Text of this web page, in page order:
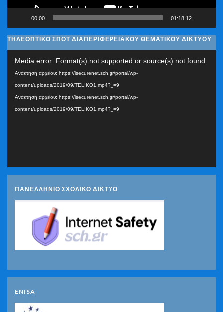
00:00 01:18:12
ΤΗΛΕΟΠΤΙΚΟ ΣΠΟΤ ΔΙΑΠΕΡΙΦΕΡΕΙΑΚΟΥ ΘΕΜΑΤΙΚΟΥ ΔΙΚΤΥΟΥ
Media error: Format(s) not supported or source(s) not found
Ανάκτηση αρχείου: https://isecurenet.sch.gr/portal/wp-
content/uploads/2019/09/TELIKO1.mp4?_=9
Ανάκτηση αρχείου: https://isecurenet.sch.gr/portal/wp-
content/uploads/2019/09/TELIKO1.mp4?_=9
ΠΑΝΕΛΛΗΝΙΟ ΣΧΟΛΙΚΟ ΔΙΚΤΥΟ
ENISA